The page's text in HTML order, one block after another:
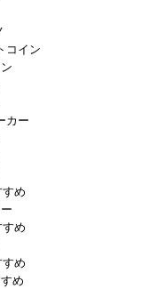
コイン
カー
め
め
め
め